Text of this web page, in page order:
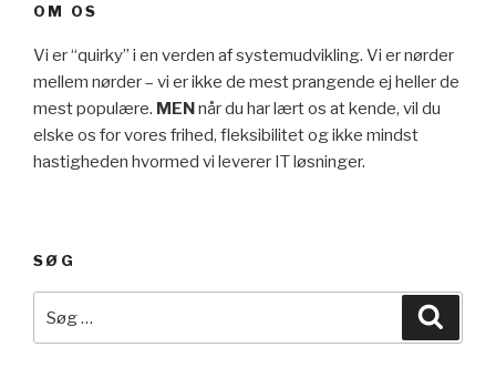
OM OS
Vi er “quirky” i en verden af systemudvikling. Vi er nørder
mellem nørder – vi er ikke de mest prangende ej heller de
mest populære. MENnår du har lært os at kende, vil du
elske os for vores frihed, fleksibilitet og ikke mindst
hastigheden hvormed vi leverer IT løsninger.
SØG